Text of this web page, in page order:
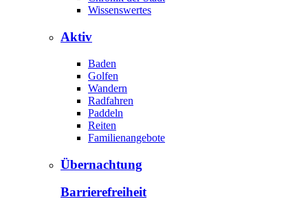
Wissenswertes
Aktiv
Baden
Golfen
Wandern
Radfahren
Paddeln
Reiten
Familienangebote
Übernachtung
Barrierefreiheit